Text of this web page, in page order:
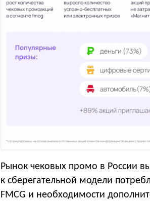
Рынок чековых промо в России
к сберегательной модели
FMCG и необходимости